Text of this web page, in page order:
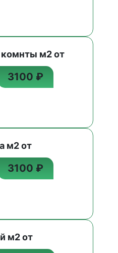
м2 от
3100 ₽
м2 от
3100 ₽
м2 от